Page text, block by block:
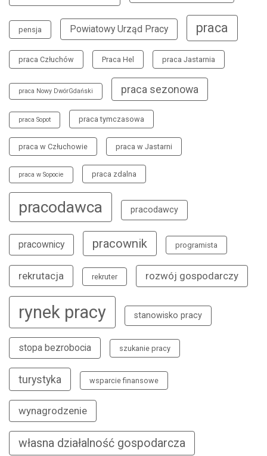
pensja Powiatowy Urząd Pracy praca
praca Człuchów Praca Hel praca Jastarnia
praca Nowy DwórGdański praca sezonowa
praca Sopot praca tymczasowa
praca w Człuchowie praca w Jastarni
praca w Sopocie praca zdalna
pracodawca pracodawcy
pracownicy pracownik programista
rekrutacja rekruter rozwój gospodarczy
rynek pracy stanowisko pracy
stopa bezrobocia szukanie pracy
turystyka wsparcie finansowe
wynagrodzenie
własna działalność gospodarcza